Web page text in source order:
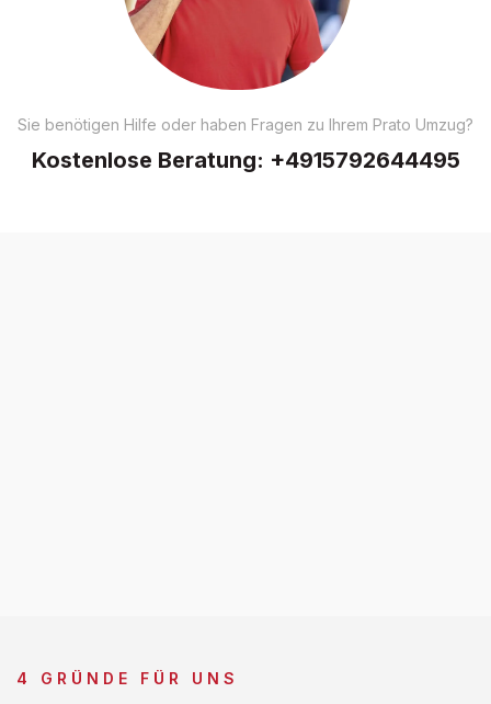
Sie benötigen Hilfe oder haben Fragen zu Ihrem Prato Umzug?
Kostenlose Beratung: +4915792644495
4 GRÜNDE FÜR UNS